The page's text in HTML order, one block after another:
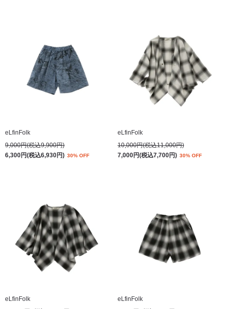
eLfinFolk
9,000円(税込9,900円)
6,300円(税込6,930円) 30% OFF
eLfinFolk
10,000円(税込11,000円)
7,000円(税込7,700円) 30% OFF
eLfinFolk
eLfinFolk